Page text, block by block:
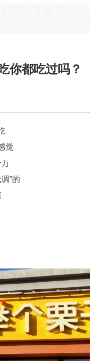
你都吃过吗？
觉
万
”的